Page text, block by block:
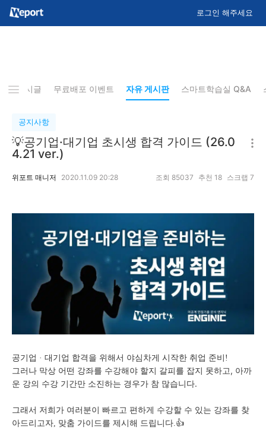
로그인 해주세요
게시글 무료배포 이벤트 자유 게시판 스마트학습실 Q&A
공지사항
💡공기업·대기업 초시생 합격 가이드 (26.0
4.21 ver.)
위포트 매니저 2020.11.09 20:28 조회 85037 추천 18 스크랩 7
공기업 · 대기업 합격을 위해서 야심차게 시작한 취업 준비!
그러나 막상 어떤 강좌를 수강해야 할지 갈피를 잡지 못하고, 아까
운 강의 수강 기간만 소진하는 경우가 참 많습니다.
그래서 저희가 여러분이 빠르고 편하게 수강할 수 있는 강좌를 찾
아드리고자, 맞춤 가이드를 제시해 드립니다.👍